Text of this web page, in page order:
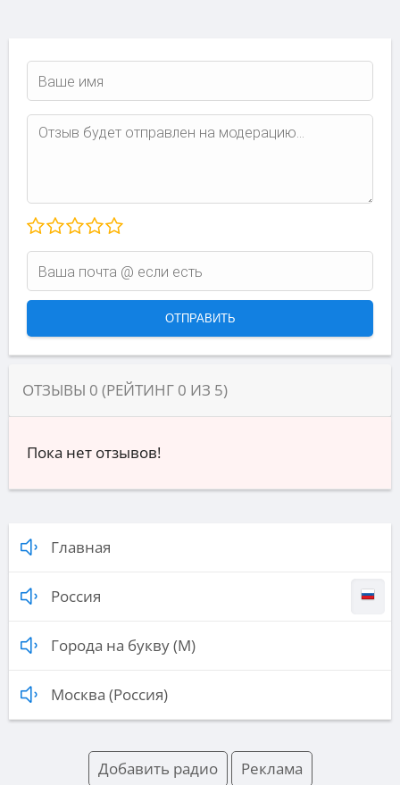
ОТЗЫВЫ 0 (РЕЙТИНГ 0 ИЗ 5)
Пока нет отзывов!
Главная
Россия
Города на букву (М)
Москва (Россия)
Добавить радио Реклама